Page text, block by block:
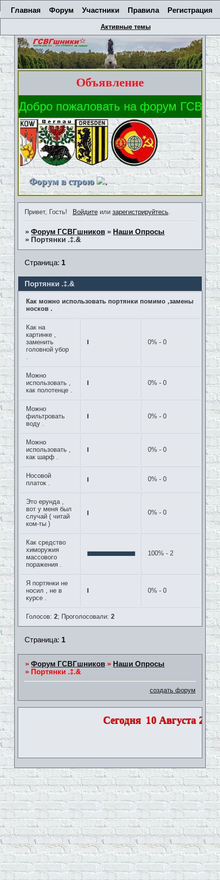
Главная Форум Участники Правила Регистрация
Активные темы
Объявление
Форум в строю .
Привет, Гость! Войдитеили зарегистрируйтесь.
»Форум ГСВГшников » Наши Опросы
» Портянки .‡.&
Портянки .‡.&
Страница: 1
Как можно использовать портянки помимо ,замены
носков .
Как на
картинке ,
заменить
головной убор
.
0% - 0
Можно
использовать ,
как полотенце .
0% - 0
Можно
фильтровать
воду .
0% - 0
Можно
использовать ,
как шарф .
0% - 0
Носовой
платок .
0% - 0
Это ерунда ,
вот у меня был
случай ( читай
ком-ты )
0% - 0
Как средство
химоружия
массового
поражения .
100% - 2
Я портянки не
носил , не в
курсе .
0% - 0
Голосов:2; Проголосовали:2
Страница: 1
»Форум ГСВГшников » Наши Опросы
» Портянки .‡.&
создать форум
Сегодня 10 Августа